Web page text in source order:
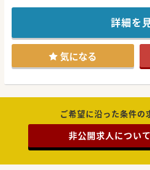
まずはご相談ください！
#秋入職可
詳細を
気になる
ご希望に沿った条件の
非公開求人につい